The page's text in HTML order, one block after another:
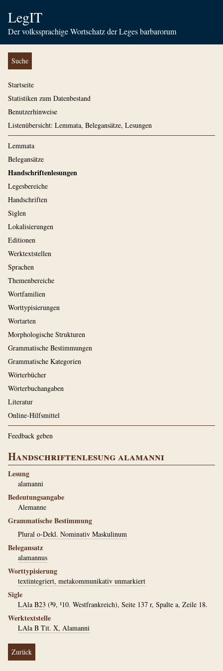
LegIT
Der volkssprachige Wortschatz der Leges barbarorum
Suche
Startseite
Statistiken zum Datenbestand
Benutzerhinweise
Listenübersicht: Lemmata, Belegansätze, Lesungen
Lemmata
Belegansätze
Handschriftenlesungen
Legesbereiche
Handschriften
Siglen
Lokalisierungen
Editionen
Werktextstellen
Sprachen
Themenbereiche
Wortfamilien
Worttypisierungen
Wortarten
Morphologische Strukturen
Grammatische Bestimmungen
Grammatische Kategorien
Wörterbücher
Wörterbuchangaben
Literatur
Online-Hilfsmittel
Feedback geben
Handschriftenlesung alamanni
Lesung
alamanni
Bedeutungsangabe
Alemanne
Grammatische Bestimmung
Plural o-Dekl. Nominativ Maskulinum
Belegansatz
alamannus
Worttypisierung
textintegriert, metakommunikativ unmarkiert
Sigle
LAla B23 (²9, ¹10. Westfrankreich), Seite 137 r, Spalte a, Zeile 18.
Werktextstelle
LAla B Tit. X, Alamanni
Zurück